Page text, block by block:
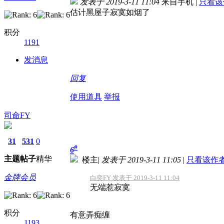
积分
1191
发消息
发表于 2019-3-11 11:04 来自手机
只看
估计黑屋子寂寞如烟了
回复
使用道具 举报
司命FY
31
主题
531
帖子
0
精华
金牌会员
积分
6#
楼主| 发表于 2019-3-11 11:05 | 只看该作
白奕FY 发表于 2019-3-11 11:04
无端惹寂寞
有意弄痴缠